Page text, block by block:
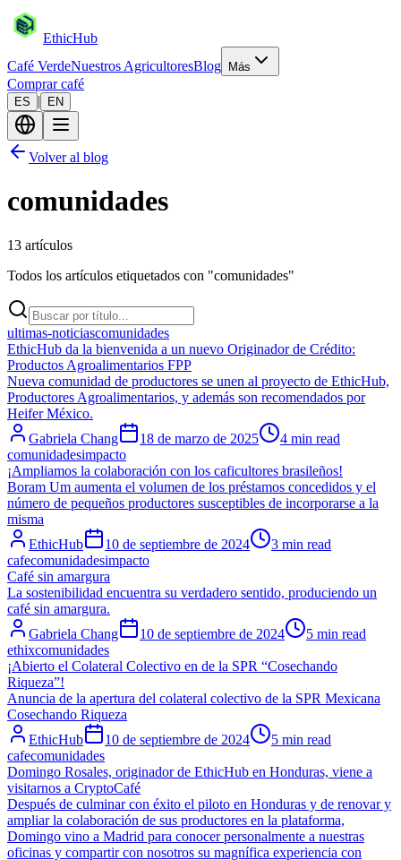
EthicHub
Café VerdeNuestros AgricultoresBlog Más
Comprar café
ES | EN
Volver al blog
comunidades
13 artículos
Todos los artículos etiquetados con "comunidades"
ultimas-noticiascomunidades
EthicHub da la bienvenida a un nuevo Originador de Crédito:
Productos Agroalimentarios FPP
Nueva comunidad de productores se unen al proyecto de EthicHub,
Productores Agroalimentarios, y además son recomendados por
Heifer México.
Gabriela Chang
18 de marzo de 2025
4 min read
comunidadesimpacto
¡Ampliamos la colaboración con los caficultores brasileños!
Boram Um aumenta el volumen de los préstamos concedidos y el
número de pequeños productores susceptibles de incorporarse a la
misma
EthicHub
10 de septiembre de 2024
3 min read
cafecomunidadesimpacto
Café sin amargura
La sostenibilidad encuentra su verdadero sentido, produciendo un
café sin amargura.
Gabriela Chang
10 de septiembre de 2024
5 min read
ethixcomunidades
¡Abierto el Colateral Colectivo en de la SPR “Cosechando
Riqueza”!
Anuncia de la apertura del colateral colectivo de la SPR Mexicana
Cosechando Riqueza
EthicHub
10 de septiembre de 2024
5 min read
cafecomunidades
Domingo Rosales, originador de EthicHub en Honduras, viene a
visitarnos a CryptoCafé
Después de culminar con éxito el piloto en Honduras y de renovar y
ampliar la colaboración de sus productores en la plataforma,
Domingo vino a Madrid para conocer personalmente a nuestras
oficinas y compartir con nosotros su magnífica experiencia con